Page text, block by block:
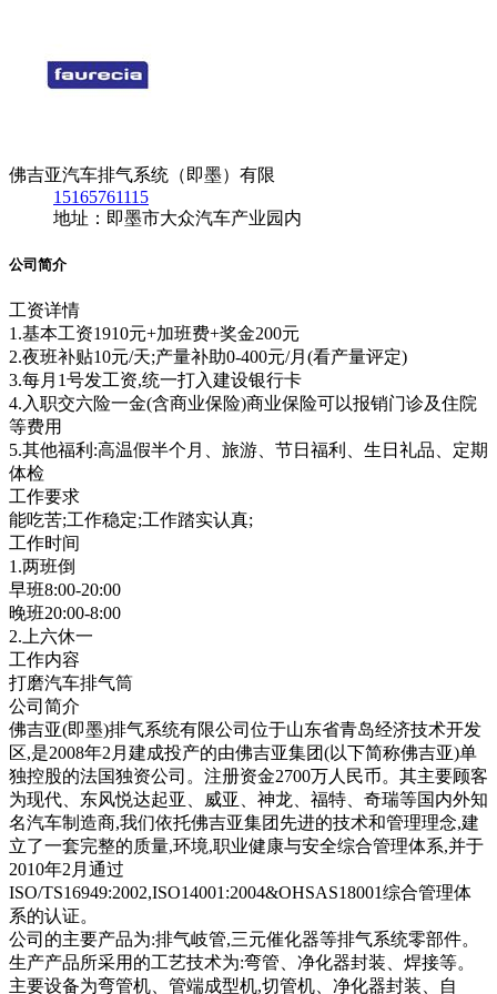
佛吉亚汽车排气系统（即墨）有限
15165761115
地址：即墨市大众汽车产业园内
公司简介
工资详情
1.基本工资1910元+加班费+奖金200元
2.夜班补贴10元/天;产量补助0-400元/月(看产量评定)
3.每月1号发工资,统一打入建设银行卡
4.入职交六险一金(含商业保险)商业保险可以报销门诊及住院
等费用
5.其他福利:高温假半个月、旅游、节日福利、生日礼品、定期
体检
工作要求
能吃苦;工作稳定;工作踏实认真;
工作时间
1.两班倒
早班8:00-20:00
晚班20:00-8:00
2.上六休一
工作内容
打磨汽车排气筒
公司简介
佛吉亚(即墨)排气系统有限公司位于山东省青岛经济技术开发
区,是2008年2月建成投产的由佛吉亚集团(以下简称佛吉亚)单
独控股的法国独资公司。注册资金2700万人民币。其主要顾客
为现代、东风悦达起亚、威亚、神龙、福特、奇瑞等国内外知
名汽车制造商,我们依托佛吉亚集团先进的技术和管理理念,建
立了一套完整的质量,环境,职业健康与安全综合管理体系,并于
2010年2月通过
ISO/TS16949:2002,ISO14001:2004&OHSAS18001综合管理体
系的认证。
公司的主要产品为:排气岐管,三元催化器等排气系统零部件。
生产产品所采用的工艺技术为:弯管、净化器封装、焊接等。
主要设备为弯管机、管端成型机,切管机、净化器封装、自